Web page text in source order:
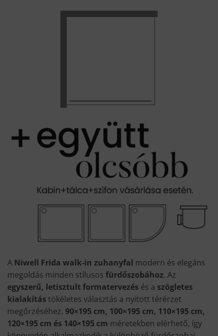
A Niwell Frida walk-in zuhanyfal modern és elegáns
megoldás minden stílusos fürdőszobához. Az
egyszerű, letisztult formatervezés és a szögletes
kialakítás tökéletes választás a nyitott térérzet
megőrzéséhez. 90×195 cm, 100×195 cm, 110×195 cm,
120×195 cm és 140×195 cm méretekben elérhető, így